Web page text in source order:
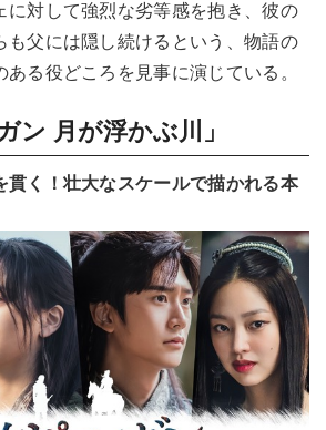
に対して強烈な劣等感を抱き、彼の
も父には隠し続けるという、物語の
る役どころを見事に演じている。
ン 月が浮かぶ川」
貫く！壮大なスケールで描かれる本